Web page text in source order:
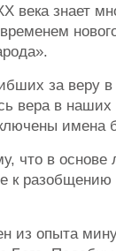
века знает
за веру в
вера в
имена
что в
к
из опыта